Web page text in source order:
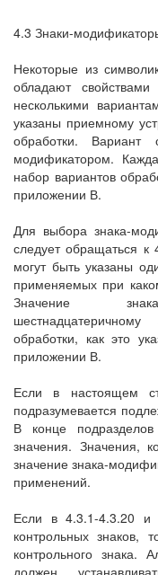
4.3 Знаки-
Некоторые из
обладают
несколькими
указаны приемному
обработки. Вариант
модификатором.
набор вариантов
приложении В.
Для выбора знака-
следует обращаться
могут быть указаны
применяемых при
Значение знака-
обработки, как это
приложении В.
Если в настоящем
подразумевается
В конце
значения. Значения,
значение знака-
применений.
Если в 4.3.1-4.3.20 и
контрольных знаков,
контрольного знака.
должен